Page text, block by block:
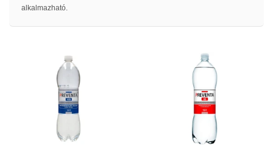
alkalmazható.